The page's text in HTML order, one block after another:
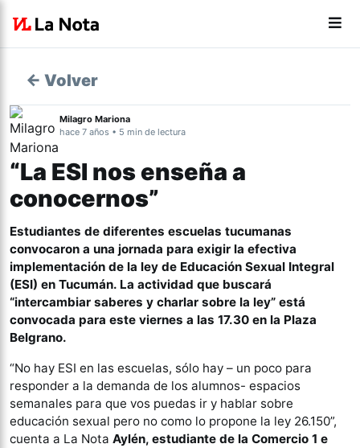
← Volver
Milagro Mariona
hace 7 años • 5 min de lectura
“La ESI nos enseña a
conocernos”
Estudiantes de diferentes escuelas tucumanas
convocaron a una jornada para exigir la efectiva
implementación de la ley de Educación Sexual Integral
(ESI) en Tucumán. La actividad que buscará
“intercambiar saberes y charlar sobre la ley” está
convocada para este viernes a las 17.30 en la Plaza
Belgrano.
“No hay ESI en las escuelas, sólo hay – un poco para
responder a la demanda de los alumnos- espacios
semanales para que vos puedas ir y hablar sobre
educación sexual pero no como lo propone la ley 26.150”,
cuenta a La Nota Aylén, estudiante de la Comercio 1 e